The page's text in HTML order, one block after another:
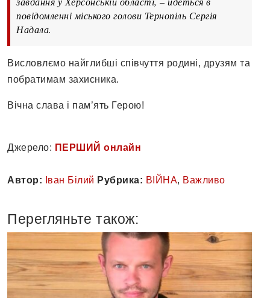
повідомленні міського голови Тернопіль Сергія
Надала.
Висловлємо найглибші співчуття родині, друзям та
побратимам захисника.
Вічна слава і пам’ять Герою!
Джерело: ПЕРШИЙ онлайн
Автор: Іван Білий Рубрика: ВІЙНА, Важливо
Перегляньте також: